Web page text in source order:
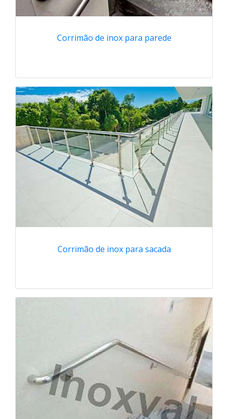
Corrimão de inox para parede
Corrimão de inox para sacada